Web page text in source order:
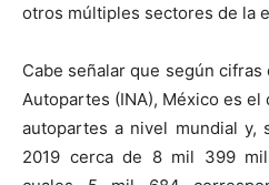
otros múltiples sectores de la
Cabe señalar que según
Autopartes (INA), México es
autopartes a nivel mundial y,
2019 cerca de 8 mil 399